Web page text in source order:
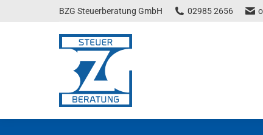
BZG Steuerberatung GmbH 02985 2656